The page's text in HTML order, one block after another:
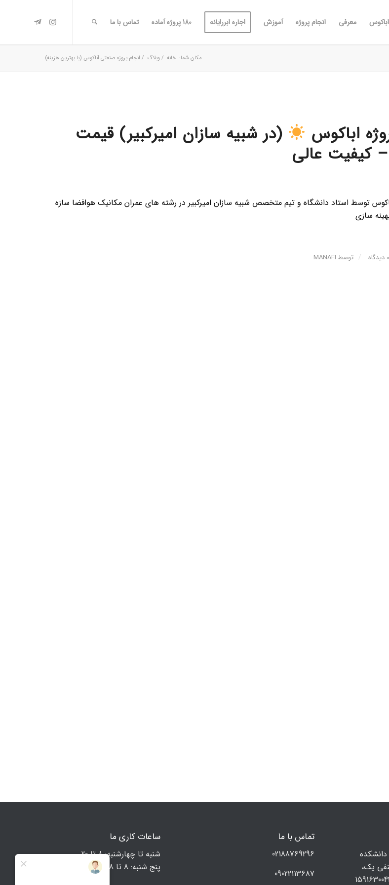
معرفی انجام پروژه آموزش اجاره ابررایانه 180 پروژه آماده تماس با ما
مکان شما: خانه /وبلاگ / انجام پروژه صنعتی آباکوس (با بهترین هزینه)...
اباکوس
(در شبیه سازان امیرکبیر) قیمت
کیفیت عالی
توسط استاد دانشگاه و تیم متخصص شبیه سازان امیرکبیر در رشته های عمران مکانیک هوافضا سازه
سازی
0 دیدگاه / توسط MANAFI
یک،
تماس با ما
02188769296
09022113687
ساعات کاری ما
شنبه تا چهارشنبه: 8 تا 20
پنج شنبه: 8 تا 18